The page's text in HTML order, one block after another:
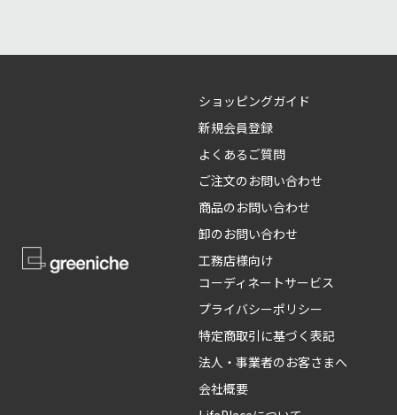
ショッピングガイド
新規会員登録
よくあるご質問
ご注文のお問い合わせ
商品のお問い合わせ
卸のお問い合わせ
工務店様向け
コーディネートサービス
プライバシーポリシー
特定商取引に基づく表記
法人・事業者のお客さまへ
会社概要